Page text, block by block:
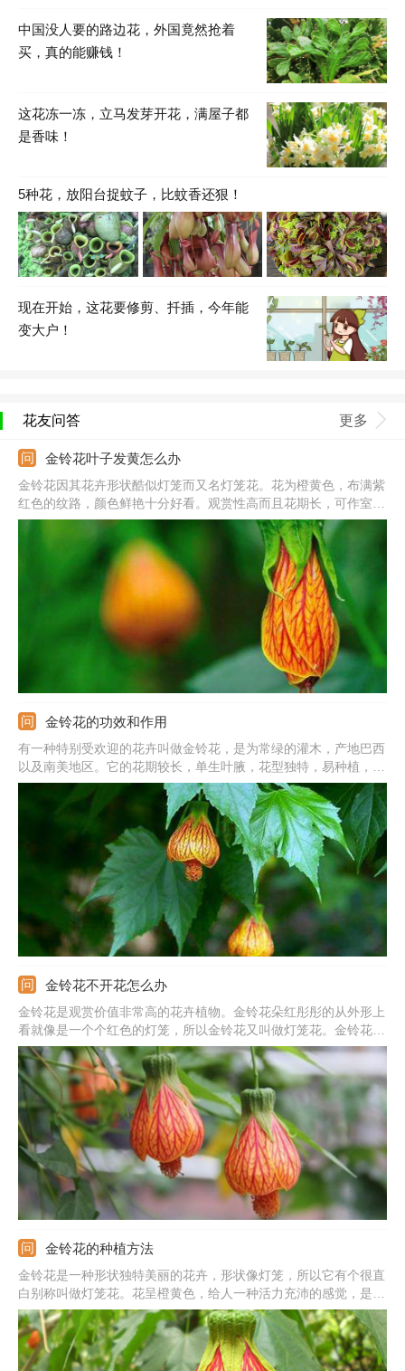
中国没人要的路边花，外国竟然抢着
买，真的能赚钱！
这花冻一冻，立马发芽开花，满屋子都
是香味！
5种花，放阳台捉蚊子，比蚊香还狠！
现在开始，这花要修剪、扦插，今年能
变大户！
花友问答 更多
金铃花叶子发黄怎么办
金铃花因其花卉形状酷似灯笼而又名灯笼花。花为橙黄色，布满紫
红色的纹路，颜色鲜艳十分好看。观赏性高而且花期长，可作室内
盆栽也可当园林绿植，生命力强易栽培。可要是在养殖过程中出现
叶子发黄的情况该怎么办呢？我们从了解它的生长特性开始探讨。
金铃花的功效和作用
有一种特别受欢迎的花卉叫做金铃花，是为常绿的灌木，产地巴西
以及南美地区。它的花期较长，单生叶腋，花型独特，易种植，是
入门种植花卉的很好的选择。花形十分讨喜很像灯笼，颜色也十分
明亮，仔细观察会发现它的花朵上布满紫红色脉络，花柱垂吊着花
蕊，像整排而向的铃铛，故而金铃花此名分外贴切。
金铃花不开花怎么办
金铃花是观赏价值非常高的花卉植物。金铃花朵红彤彤的从外形上
看就像是一个个红色的灯笼，所以金铃花又叫做灯笼花。金铃花的
叶片常年是绿色，也可以像爬藤类植物一样悬空养殖，开花时由于
花朵下坠特别像一个个悬挂着的金红色的小铃铛，特别漂亮。它的
种植率非常广泛，是一种很好养的绿色植物。也有极少部分的金铃
花长时间的不开花，不开花的情况下我们应该怎么办呢?
金铃花的种植方法
金铃花是一种形状独特美丽的花卉，形状像灯笼，所以它有个很直
白别称叫做灯笼花。花呈橙黄色，给人一种活力充沛的感觉，是很
明亮鲜艳的花卉，使人眼前一亮。金铃花很漂亮，花期也很长，所
以观赏起来方便又养眼。那么我们应该如何来种植这一种这么可爱
的花卉呢？